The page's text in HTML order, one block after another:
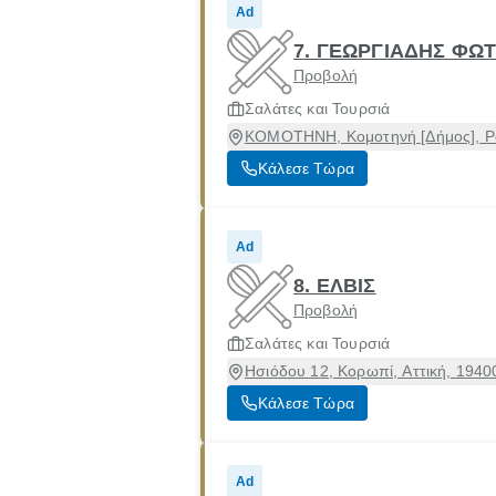
Ad
7. ΓΕΩΡΓΙΑΔΗΣ
Προβολή
Σαλάτες και Τουρσιά
ΚΟΜΟΤΗΝΗ, Κομοτηνή [Δήμος],
Κάλεσε Τώρα
Ad
8. ΕΛΒΙΣ
Προβολή
Σαλάτες και Τουρσιά
Ησιόδου 12, Κορωπί, Αττική,
Κάλεσε Τώρα
Ad